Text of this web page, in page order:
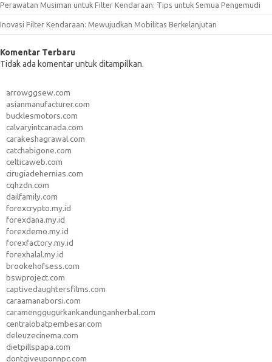
Perawatan Musiman untuk Filter Kendaraan: Tips untuk Semua Pengemudi
Inovasi Filter Kendaraan: Mewujudkan Mobilitas Berkelanjutan
Komentar Terbaru
Tidak ada komentar untuk ditampilkan.
arrowggsew.com
asianmanufacturer.com
bucklesmotors.com
calvaryintcanada.com
carakeshagrawal.com
catchabigone.com
celticaweb.com
cirugiadehernias.com
cqhzdn.com
dailfamily.com
forexcrypto.my.id
forexdana.my.id
forexdemo.my.id
forexfactory.my.id
forexhalal.my.id
brookehofsess.com
bswproject.com
captivedaughtersfilms.com
caraamanaborsi.com
caramenggugurkankandunganherbal.com
centralobatpembesar.com
deleuzecinema.com
dietpillspapa.com
dontgiveuponnpc.com